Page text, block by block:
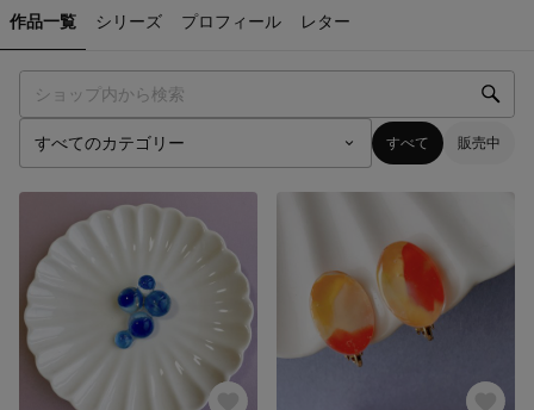
作品一覧 シリーズ プロフィール レター
すべて 販売中